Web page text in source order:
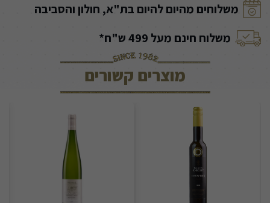
משלוחים מהיום להיום בת"א, חולון והסביבה
משלוח חינם מעל 499 ש"ח*
מוצרים קשורים